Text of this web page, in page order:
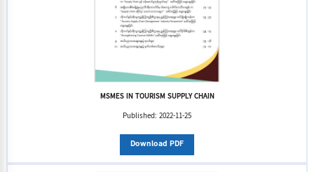
MSMES IN TOURISM SUPPLY CHAIN
Published: 2022-11-25
Download PDF